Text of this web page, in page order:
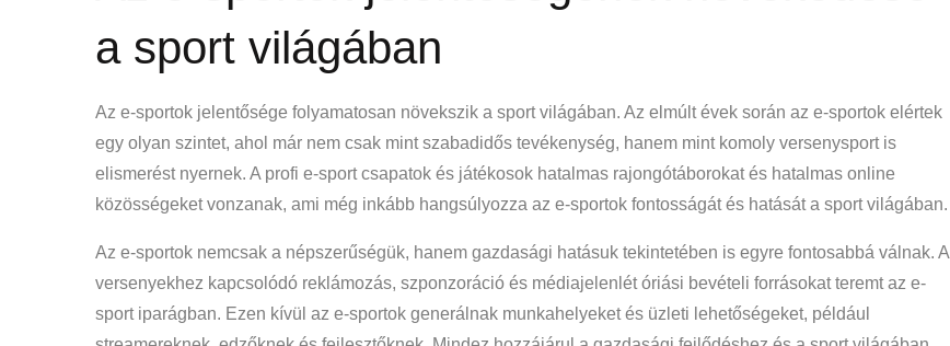
a sport világában
Az e-sportok jelentősége folyamatosan növekszik a sport világában. Az elmúlt évek során az e-sportok elértek
egy olyan szintet, ahol már nem csak mint szabadidős tevékenység, hanem mint komoly versenysport is
elismerést nyernek. A profi e-sport csapatok és játékosok hatalmas rajongótáborokat és hatalmas online
közösségeket vonzanak, ami még inkább hangsúlyozza az e-sportok fontosságát és hatását a sport világában.
Az e-sportok nemcsak a népszerűségük, hanem gazdasági hatásuk tekintetében is egyre fontosabbá válnak. A
versenyekhez kapcsolódó reklámozás, szponzoráció és médiajelenlét óriási bevételi forrásokat teremt az e-
sport iparágban. Ezen kívül az e-sportok generálnak munkahelyeket és üzleti lehetőségeket, például